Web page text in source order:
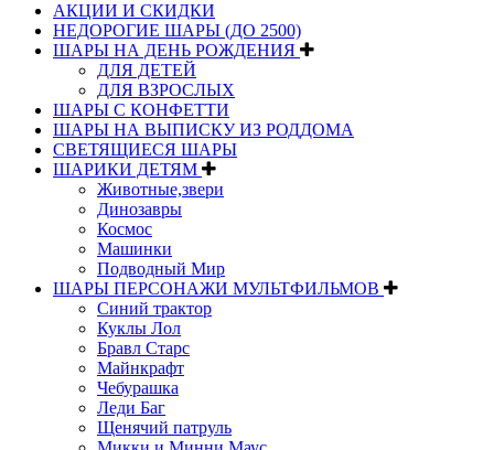
АКЦИИ И СКИДКИ
НЕДОРОГИЕ ШАРЫ (ДО 2500)
ШАРЫ НА ДЕНЬ РОЖДЕНИЯ
ДЛЯ ДЕТЕЙ
ДЛЯ ВЗРОСЛЫХ
ШАРЫ С КОНФЕТТИ
ШАРЫ НА ВЫПИСКУ ИЗ РОДДОМА
СВЕТЯЩИЕСЯ ШАРЫ
ШАРИКИ ДЕТЯМ
Животные,звери
Динозавры
Космос
Машинки
Подводный Мир
ШАРЫ ПЕРСОНАЖИ МУЛЬТФИЛЬМОВ
Синий трактор
Куклы Лол
Бравл Старс
Майнкрафт
Чебурашка
Леди Баг
Щенячий патруль